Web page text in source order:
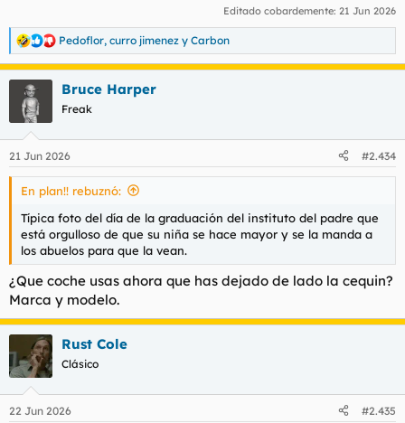
Editado cobardemente: 21 Jun 2026
R
e
a
e
s
Pedoflor, curro jimenez y Carbon
Bruce Harper
Freak
21 Jun 2026 #2.434
En plan!! rebuznó:
Típica foto del día de la graduación del instituto del padre que
está orgulloso de que su niña se hace mayor y se la manda a
los abuelos para que la vean.
¿Que coche usas ahora que has dejado de lado la cequin?
Marca y modelo.
Rust Cole
Clásico
22 Jun 2026 #2.435